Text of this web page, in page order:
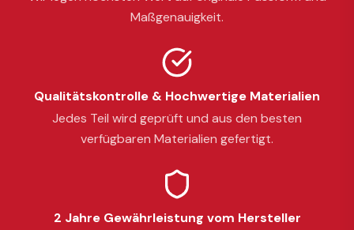
Maßgenauigkeit.
Qualitätskontrolle & Hochwertige Materialien
Jedes Teil wird geprüft und aus den besten
verfügbaren Materialien gefertigt.
2 Jahre Gewährleistung vom Hersteller